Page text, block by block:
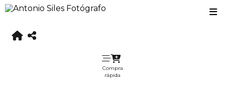
Compra
rápida